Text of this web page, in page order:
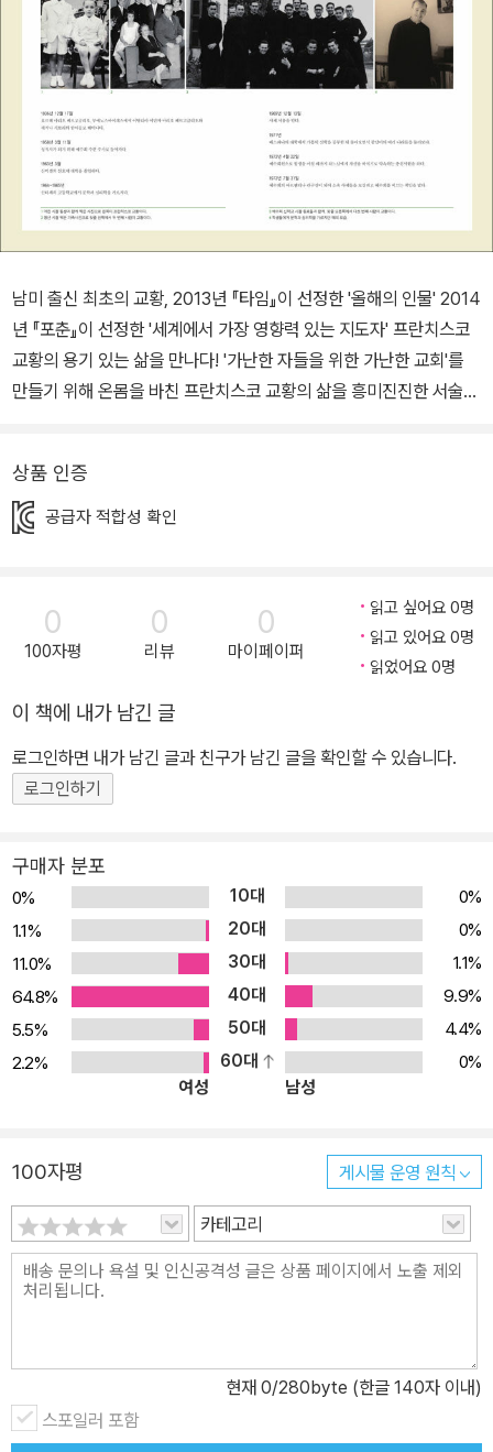
남미 출신 최초의 교황, 2013년 『타임』이 선정한 '올해의 인물' 2014
년 『포춘』이 선정한 '세계에서 가장 영향력 있는 지도자' 프란치스코
교황의 용기 있는 삶을 만나다! '가난한 자들을 위한 가난한 교회'를
만들기 위해 온몸을 바친 프란치스코 교황의 삶을 흥미진진한 서술과
려는 움직임으로 전 세계인들에게 깊은 감동을 주고 있다. 이 책은 프
란치스코 교황이 수호하는 가치가 그가 온몸으로 겪어낸 경험으로부
전하는 소박하면서도 강력한 메시지는 이 시대를 살아가는 모든 이에
게 묵직한 울림을 선사할 것이다. '내가 만난 역사 인물 이야기' 시리
스코 교황이 삶으로 전하는 연대의 가치 『타임』 선정 '2013 올해의
인물', 『포춘』 선정 '2014 세계에서 가장 영향력 있는 지도자', '트위
터 팔로워 천만 명의 슈퍼스타', '이 시대를 위한 가장 이상적이면서도
완벽한 지도자'로 칭송받는 교황 프란치스코! 취임 직후부터 교황이
들의 시선을 사로잡았다. 이러한 행보는 가난한 이들의 수호자로 널
리 알려진 가톨릭교회의 성인 '프란치스코'를 취임 직후 그의 이름으
로 선택한 것에서도 드러난다. 교황은 이 이름을 통해 가톨릭교회를
'가난한 이들을 위한 교회'로 이끌 것임을 분명히 선언한 것이다. "저
는 좁은 곳에 갇혀 자신의 편안함만 좇는 교회보다는 거리로 나와 다
치고 멍들고 더러워진 교회를 좋아합니다. 그렇다면 교회가 세상으로
나갈 때, 누구에게 먼저 다가가야 할까요? 당연히 친구나 부유한 이
웃이 아니라 가난하고 병든 사람, 무시당하고 하찮게 여겨지는 사람
들이어야 합니다."(136면) 또한 교황은 불평등과 부조리에 대해 매섭
적이고 보수적인 가치를 지지하는 가톨릭교회 역사에 비춰 봤을 때
무척 파격적이고 진보적인 면모를 보여주었다. 더불어 12억이 넘는
신자를 거느린 지도자가 가질 법한 권위적인 모습보다는 자연스러운
표정과 몸짓, 유머러스한 말과 따스한 눈빛으로 가톨릭교회의 신자들
뿐 아니라 비신자들의 마음까지 움직이며 전 세계인들의 지지를 받고
다. 교황이 어린 시절 사제의 길을 걷기로 결심한 순간부터 예수회 수
사로서 어린아이들을 가르치던 시절, 군부정권의 폭력에 맞서 예수회
를 이끌던 시절, 빈민촌에서 마약과 가난에 허덕이는 사람들과 함께
상품 인증
공급자 적합성 확인
0
100자평
0
리뷰
0
마이페이퍼
읽고 싶어요 0명
읽고 있어요 0명
읽었어요 0명
이 책에 내가 남긴 글
로그인하면 내가 남긴 글과 친구가 남긴 글을 확인할 수 있습니다.
로그인하기
구매자 분포
0% 10대
0%
1.1%
20대
0%
11.0%
30대
1.1%
64.8%
40대
9.9%
5.5%
50대
4.4%
2.2%
60대
0%
여성
남성
100자평 게시물 운영 원칙
카테고리
현재 0/280byte (한글 140자 이내)
스포일러 포함